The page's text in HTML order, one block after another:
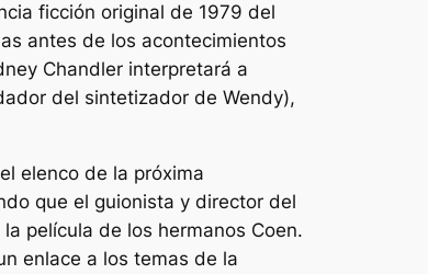
ficción original de 1979 del
antes de los acontecimientos
Chandler interpretará a
del sintetizador de Wendy),
elenco de la próxima
que el guionista y director del
película de los hermanos Coen.
enlace a los temas de la